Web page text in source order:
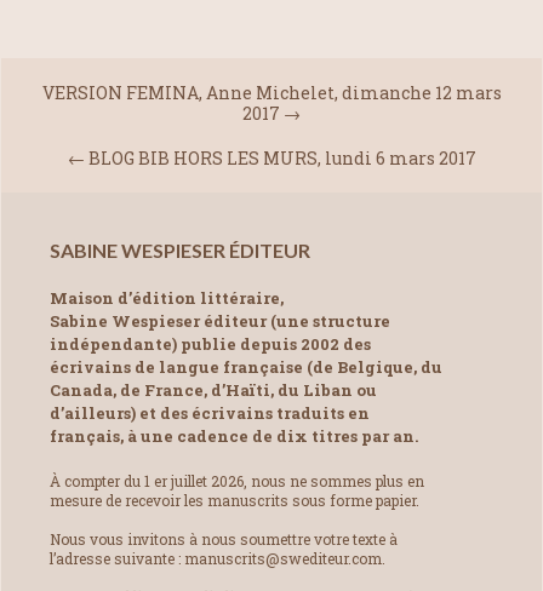
VERSION FEMINA, Anne Michelet, dimanche 12 mars
2017 →
← BLOG BIB HORS LES MURS, lundi 6 mars 2017
SABINE WESPIESER ÉDITEUR
Maison d’édition littéraire,
Sabine Wespieser éditeur (une structure
indépendante) publie depuis 2002 des
écrivains de langue française (de Belgique, du
Canada, de France, d’Haïti, du Liban ou
d’ailleurs) et des écrivains traduits en
français, à une cadence de dix titres par an.
À compter du 1 er juillet 2026, nous ne sommes plus en
mesure de recevoir les manuscrits sous forme papier.
Nous vous invitons à nous soumettre votre texte à
l’adresse suivante : manuscrits@swediteur.com.